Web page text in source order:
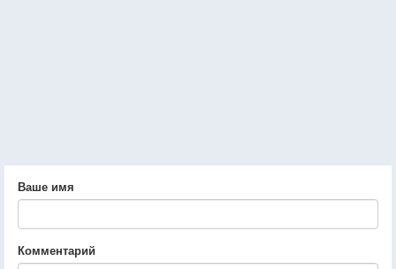
Ваше имя
Комментарий